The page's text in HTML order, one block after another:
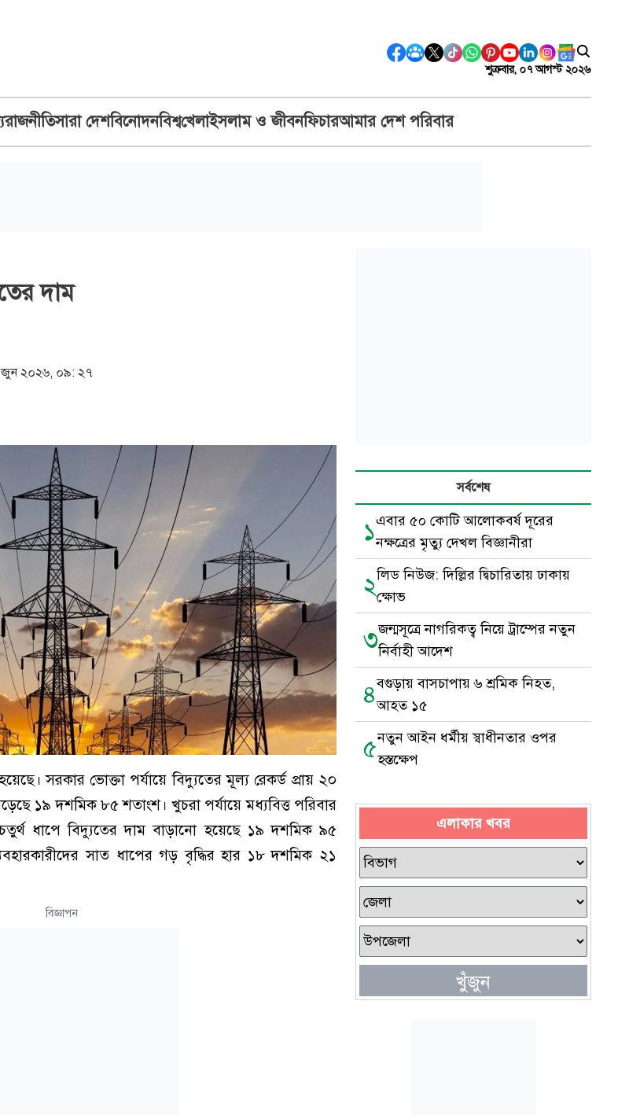
শুক্রবার, ০৭ আগস্ট ২০২৬
রাজনীতিসারা দেশবিনোদনবিশ্বখেলাইসলাম ও জীবনফিচারআমার দেশ পরিবার
দাম
২০২৬, ০৯: ২৭
সরকার ভোক্তা পর্যায়ে বিদ্যুতের মূল্য রেকর্ড প্রায় ২০
১৯ দশমিক ৮৫ শতাংশ। খুচরা পর্যায়ে মধ্যবিত্ত পরিবার
ধাপে বিদ্যুতের দাম বাড়ানো হয়েছে ১৯ দশমিক ৯৫
সাত ধাপের গড় বৃদ্ধির হার ১৮ দশমিক ২১
বিজ্ঞাপন
সর্বশেষ
১এবার ৫০ কোটি আলোকবর্ষ দূরের
নক্ষত্রের মৃত্যু দেখল বিজ্ঞানীরা
২লিড নিউজ: দিল্লির দ্বিচারিতায় ঢাকায়
ক্ষোভ
৩জন্মসূত্রে নাগরিকত্ব নিয়ে ট্রাম্পের নতুন
নির্বাহী আদেশ
৪বগুড়ায় বাসচাপায় ৬ শ্রমিক নিহত,
আহত ১৫
৫নতুন আইন ধর্মীয় স্বাধীনতার ওপর
হস্তক্ষেপ
এলাকার খবর
খুঁজুন